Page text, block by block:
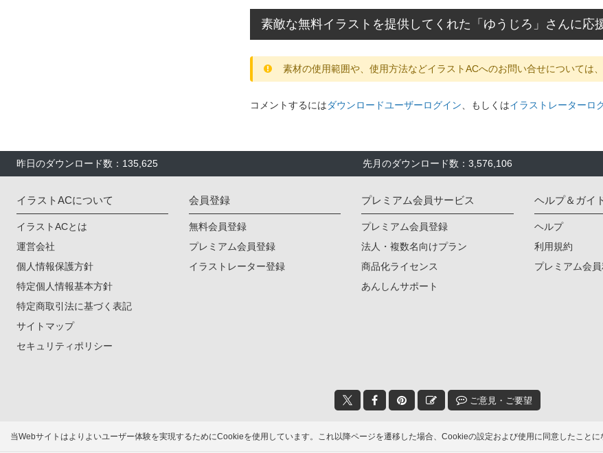
当Webサイトはよりよいユーザー体験を実現するためにCookieを使用しています。これ以降ページを遷移した場合、Cookieの設定および使用に同意したこと
素敵な無料イラストを提供してくれた「ゆうじろ」さんに応
素材の使用範囲や、使用方法などイラストACへのお問い合せについては
コメントするにはダウンロードユーザーログイン 、もしくはイラストレーターロ
昨日のダウンロード数：135,625 先月のダウンロード数：3,576,106
イラストACについて
イラストACとは
運営会社
個人情報保護方針
特定個人情報基本方針
特定商取引法に基づく表記
サイトマップ
セキュリティポリシー
会員登録
無料会員登録
プレミアム会員登録
イラストレーター登録
プレミアム会員サービス
プレミアム会員登録
法人・複数名向けプラン
商品化ライセンス
あんしんサポート
ヘルプ＆ガイ
ヘルプ
利用規約
プレミアム会
ご意見・ご要望